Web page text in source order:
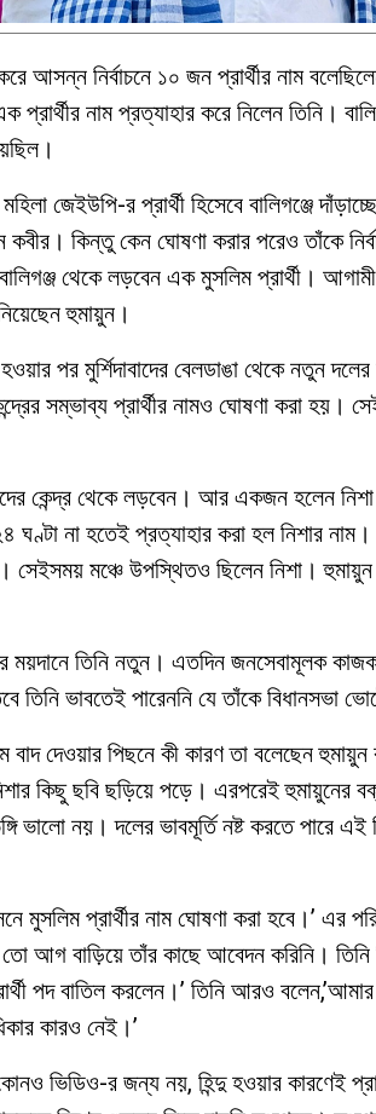
আসন্ন নির্বাচনে ১০ জন প্রার্থীর নাম
নাম প্রত্যাহার করে নিলেন তিনি।
জেইউপি-র প্রার্থী হিসেবে বালিগঞ্জে
কবীর। কিন্তু কেন ঘোষণা করার পরেও তাঁকে
থেকে লড়বেন এক মুসলিম প্রার্থী। আগামী
হুমায়ুন।
পর মুর্শিদাবাদের বেলডাঙা থেকে নতুন
সম্ভাব্য প্রার্থীর নামও ঘোষণা করা হয়।
কেন্দ্র থেকে লড়বেন। আর একজন হলেন নিশা
না হতেই প্রত্যাহার করা হল নিশার
সেইসময় মঞ্চে উপস্থিতও ছিলেন নিশা। হুমায়ুন
ময়দানে তিনি নতুন। এতদিন জনসেবামূলক
ভাবতেই পারেননি যে তাঁকে বিধানসভা
দেওয়ার পিছনে কী কারণ তা বলেছেন হুমায়ুন
কিছু ছবি ছড়িয়ে পড়ে। এরপরেই হুমায়ুনের
ভালো নয়। দলের ভাবমূর্তি নষ্ট করতে পারে
মুসলিম প্রার্থীর নাম ঘোষণা করা হবে।’ এর
আগ বাড়িয়ে তাঁর কাছে আবেদন করিনি। তিনি
পদ বাতিল করলেন।’ তিনি আরও
কারও নেই।’
ভিডিও-র জন্য নয়, হিন্দু হওয়ার কারণেই